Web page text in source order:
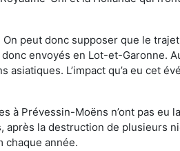
On peut donc supposer que le
envoyés en Lot-et-Garonne.
L’impact qu’a eu cet
Prévessin-Moëns n’ont pas eu
la destruction de plusieurs
chaque année.